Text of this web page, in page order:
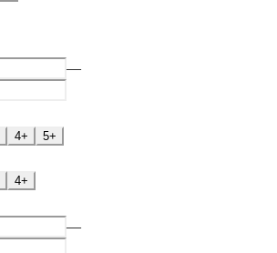
—
4+ 5+
4+
—